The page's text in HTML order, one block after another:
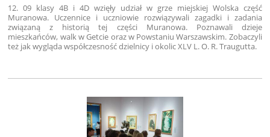
12. 09 klasy 4B i 4D wzięły udział w grze miejskiej Wolska część
Muranowa. Uczennice i uczniowie rozwiązywali zagadki i zadania
związaną z historią tej części Muranowa. Poznawali dzieje
mieszkańców, walk w Getcie oraz w Powstaniu Warszawskim. Zobaczyli
też jak wygląda współczesność dzielnicy i okolic XLV L. O. R. Traugutta.